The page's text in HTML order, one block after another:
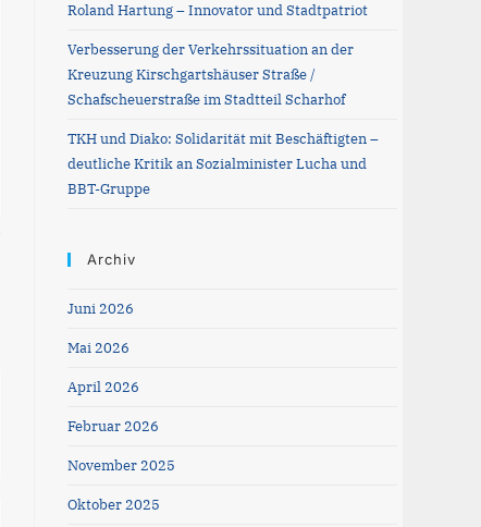
Roland Hartung – Innovator und Stadtpatriot
Verbesserung der Verkehrssituation an der
Kreuzung Kirschgartshäuser Straße /
Schafscheuerstraße im Stadtteil Scharhof
TKH und Diako: Solidarität mit Beschäftigten –
deutliche Kritik an Sozialminister Lucha und
BBT-Gruppe
Archiv
Juni 2026
Mai 2026
April 2026
Februar 2026
November 2025
Oktober 2025